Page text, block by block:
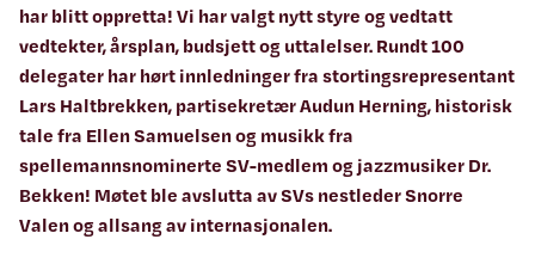
har blitt oppretta! Vi har valgt nytt styre og vedtatt
vedtekter, årsplan, budsjett og uttalelser. Rundt 100
delegater har hørt innledninger fra stortingsrepresentant
Lars Haltbrekken, partisekretær Audun Herning, historisk
tale fra Ellen Samuelsen og musikk fra
spellemannsnominerte SV-medlem og jazzmusiker Dr.
Bekken! Møtet ble avslutta av SVs nestleder Snorre
Valen og allsang av internasjonalen.